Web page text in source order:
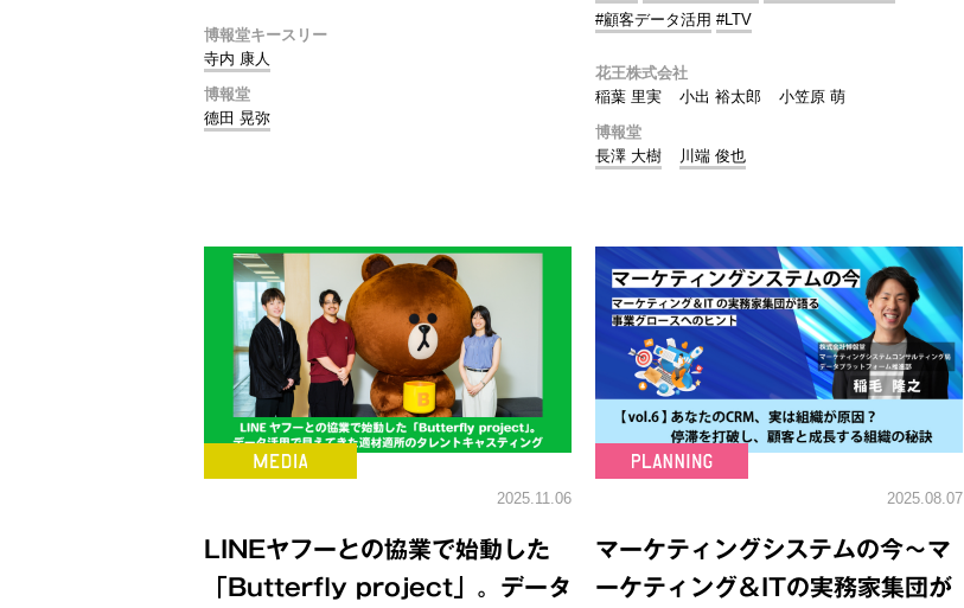
博報堂キースリー
寺内 康人
博報堂
德田 晃弥
#顧客データ活用 #LTV
花王株式会社
稲葉 里実
小出 裕太郎
小笠原 萌
博報堂
長澤 大樹
川端 俊也
2025.11.06
LINEヤフーとの協業で始動した
「Butterfly project」。データ
2025.08.07
マーケティングシステムの今～マ
ーケティング＆ITの実務家集団が